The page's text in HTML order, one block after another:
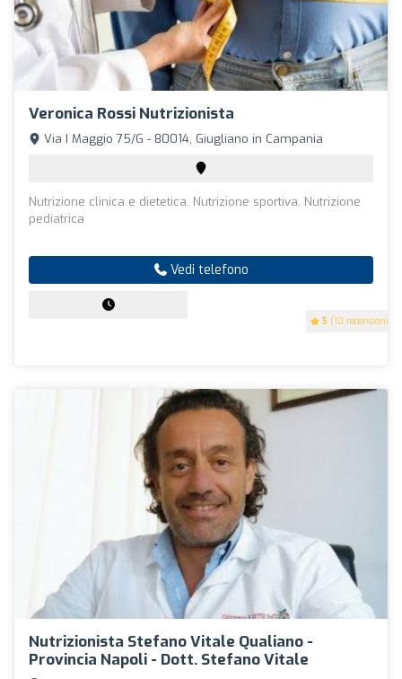
Veronica Rossi Nutrizionista
5 (10 recensioni)
Via I Maggio 75/G - 80014, Giugliano in Campania
Nutrizione clinica e dietetica. Nutrizione sportiva. Nutrizione
pediatrica
Vedi telefono
Nutrizionista Stefano Vitale Qualiano -
Provincia Napoli - Dott. Stefano Vitale